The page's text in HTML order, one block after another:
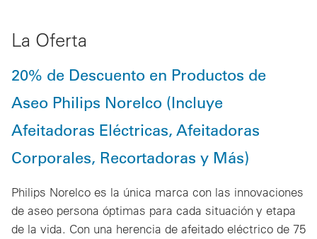
La Oferta
20% de Descuento en Productos de
Aseo Philips Norelco (Incluye
Afeitadoras Eléctricas, Afeitadoras
Corporales, Recortadoras y Más)
Philips Norelco es la única marca con las innovaciones
de aseo persona óptimas para cada situación y etapa
de la vida. Con una herencia de afeitado eléctrico de 75